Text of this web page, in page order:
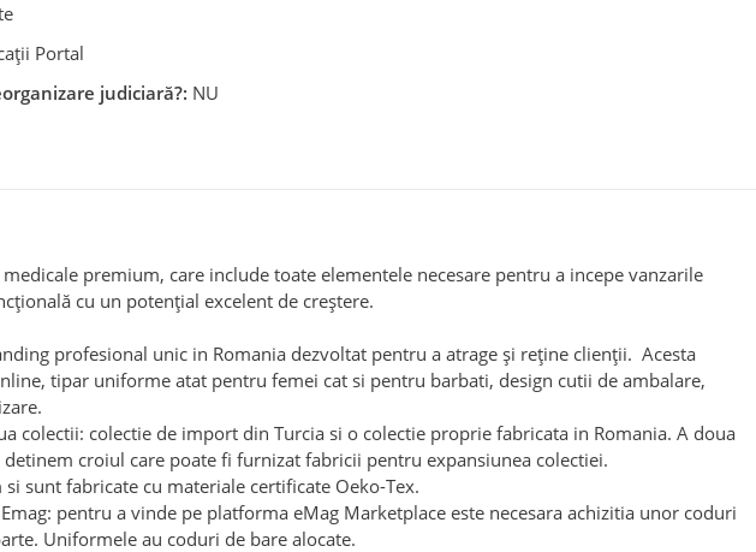
Portal
judiciară?: NU
premium, care include toate elementele necesare pentru a incepe vanzarile
cu un potențial excelent de creștere.
profesional unic in Romania dezvoltat pentru a atrage și reține clienții. Acesta
tipar uniforme atat pentru femei cat si pentru barbati, design cutii de ambalare,
colectii: colectie de import din Turcia si o colectie proprie fabricata in Romania. A doua
croiul care poate fi furnizat fabricii pentru expansiunea colectiei.
sunt fabricate cu materiale certificate Oeko-Tex.
pentru a vinde pe platforma eMag Marketplace este necesara achizitia unor coduri
Uniformele au coduri de bare alocate.